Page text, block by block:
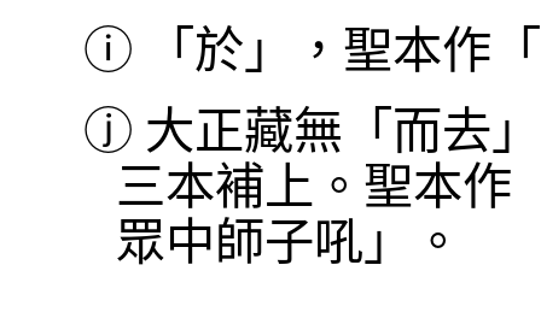
ⓘ
「於」，聖本作
ⓙ 大正藏無「而去
三本補上。聖本作
眾中師子吼」。